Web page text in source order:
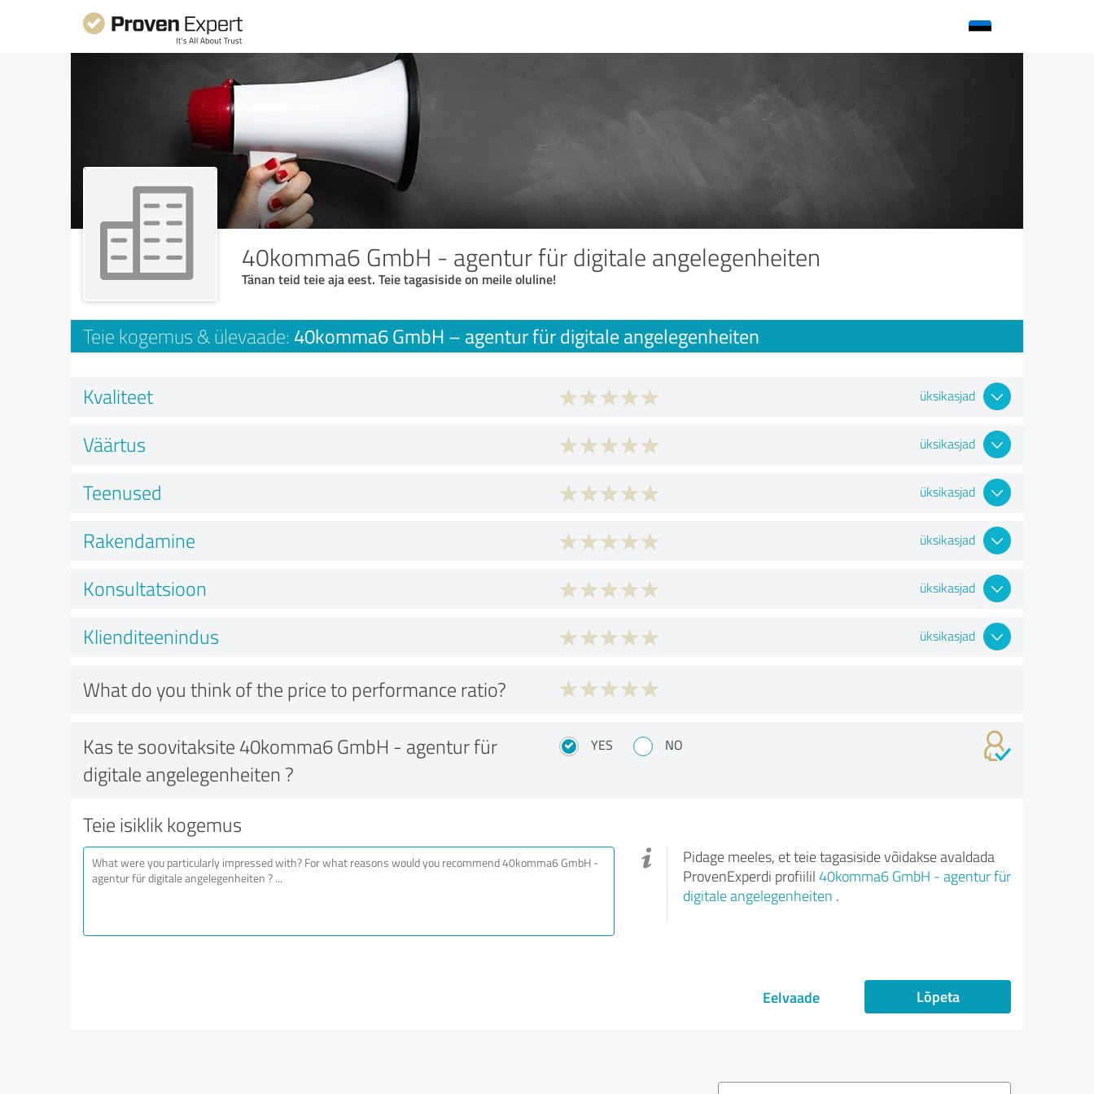
40komma6 GmbH - agentur für digitale angelegenheiten
Tänan teid teie aja eest. Teie tagasiside on meile oluline!
Teie kogemus & ülevaade: 40komma6 GmbH – agentur für digitale angelegenheiten
Kvaliteet üksikasjad
Väärtus üksikasjad
Teenused üksikasjad
Rakendamine üksikasjad
Konsultatsioon üksikasjad
Klienditeenindus üksikasjad
What do you think of the price to performance ratio?
Kas te soovitaksite 40komma6 GmbH - agentur für
digitale angelegenheiten ?
YES NO
Teie isiklik kogemus
Pidage meeles, et teie tagasiside võidakse avaldada
ProvenExperdi profiilil 40komma6 GmbH - agentur für
digitale angelegenheiten .
Eelvaade Lõpeta